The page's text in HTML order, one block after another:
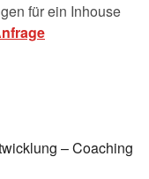
für ein Inhouse
– Coaching